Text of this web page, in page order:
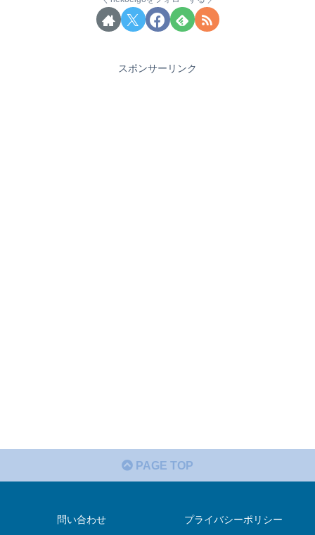
スポンサーリンク
PAGE TOP
問い合わせ
プライバシーポリシー